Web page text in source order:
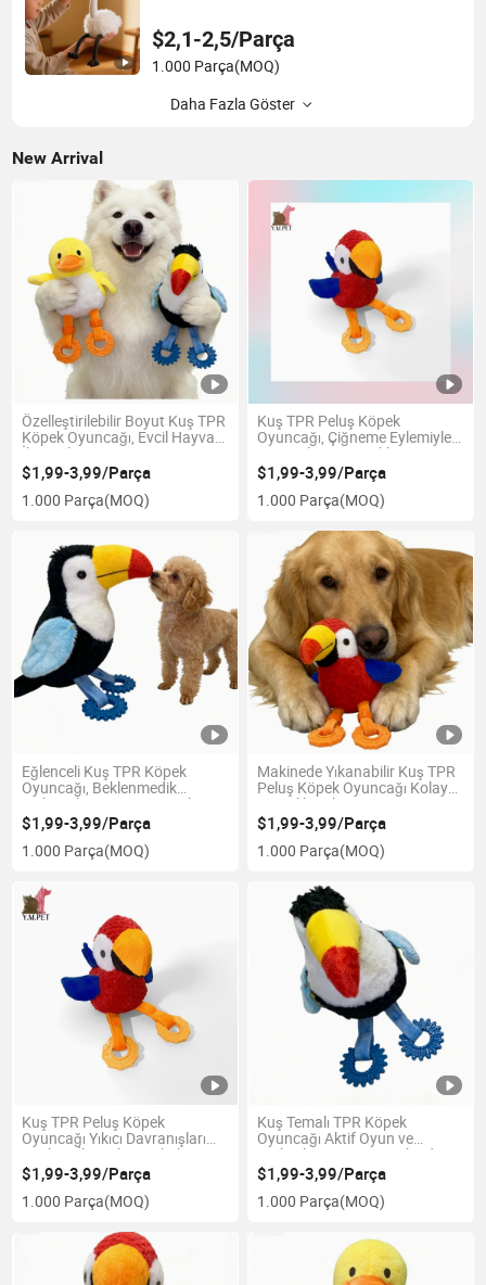
$2,1-2,5/Parça
1.000 Parça(MOQ)
Daha Fazla Göster
New Arrival
Özelleştirilebilir Boyut Kuş TPR
Köpek Oyuncağı, Evcil Hayvan
İhtiyaçlarına Göre
Ayarlanabilir
$1,99-3,99/Parça
1.000 Parça(MOQ)
Kuş TPR Peluş Köpek
Oyuncağı, Çiğneme Eylemiyle
Diş Sağlığını Destekliyor
$1,99-3,99/Parça
1.000 Parça(MOQ)
Eğlenceli Kuş TPR Köpek
Oyuncağı, Beklenmedik
Zıplamalar için Ergonomik
Ayaklarla
$1,99-3,99/Parça
1.000 Parça(MOQ)
Makinede Yıkanabilir Kuş TPR
Peluş Köpek Oyuncağı Kolay
Temizlik Bakımı için
$1,99-3,99/Parça
1.000 Parça(MOQ)
Kuş TPR Peluş Köpek
Oyuncağı Yıkıcı Davranışları
Azaltan İlgi Çekici Dokular
$1,99-3,99/Parça
1.000 Parça(MOQ)
Kuş Temalı TPR Köpek
Oyuncağı Aktif Oyun ve
Fiziksel Egzersizi Teşvik Ediyor
$1,99-3,99/Parça
1.000 Parça(MOQ)